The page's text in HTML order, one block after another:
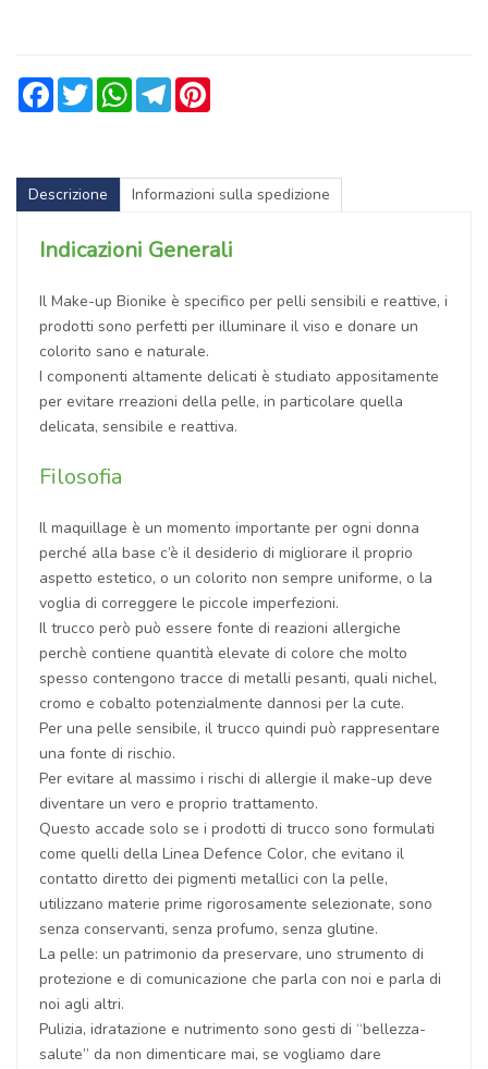
FacebookTwitter WhatsApp
Telegram
Descrizione Informazioni sulla spedizione
Indicazioni Generali
Il Make-up Bionike è specifico per pelli sensibili e reattive, i
prodotti sono perfetti per illuminare il viso e donare un
colorito sano e naturale.
I componenti altamente delicati è studiato appositamente
per evitare rreazioni della pelle, in particolare quella
delicata, sensibile e reattiva.
Filosofia
Il maquillage è un momento importante per ogni donna
perché alla base c’è il desiderio di migliorare il proprio
aspetto estetico, o un colorito non sempre uniforme, o la
voglia di correggere le piccole imperfezioni.
Il trucco però può essere fonte di reazioni allergiche
perchè contiene quantità elevate di colore che molto
spesso contengono tracce di metalli pesanti, quali nichel,
cromo e cobalto potenzialmente dannosi per la cute.
Per una pelle sensibile, il trucco quindi può rappresentare
una fonte di rischio.
Per evitare al massimo i rischi di allergie il make-up deve
diventare un vero e proprio trattamento.
Questo accade solo se i prodotti di trucco sono formulati
come quelli della Linea Defence Color, che evitano il
contatto diretto dei pigmenti metallici con la pelle,
utilizzano materie prime rigorosamente selezionate, sono
senza conservanti, senza profumo, senza glutine.
La pelle: un patrimonio da preservare, uno strumento di
protezione e di comunicazione che parla con noi e parla di
noi agli altri.
Pulizia, idratazione e nutrimento sono gesti di “bellezza-
salute” da non dimenticare mai, se vogliamo dare